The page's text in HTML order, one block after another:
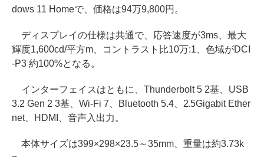
dows 11 Homeで、価格は94万9,800円。
ディスプレイの仕様は共通で、応答速度が3ms、最大
輝度1,600cd/平方m、コントラスト比10万:1、色域がDCI
-P3 約100%となる。
インターフェイスはともに、Thunderbolt 5 2基、USB
3.2 Gen 2 3基、Wi-Fi 7、Bluetooth 5.4、2.5Gigabit Ether
net、HDMI、音声入出力。
本体サイズは399×298×23.5～35mm、重量は約3.73k